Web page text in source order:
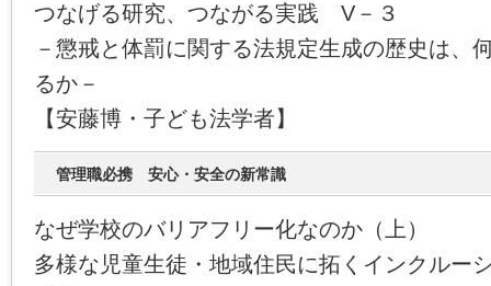
つなげる研究、つながる実践 V－３
－懲戒と体罰に関する法規定生成の歴史は、
るか－
【安藤博・子ども法学者】
管理職必携 安心・安全の新常識
なぜ学校のバリアフリー化なのか（上）
多様な児童生徒・地域住民に拓くインクルー